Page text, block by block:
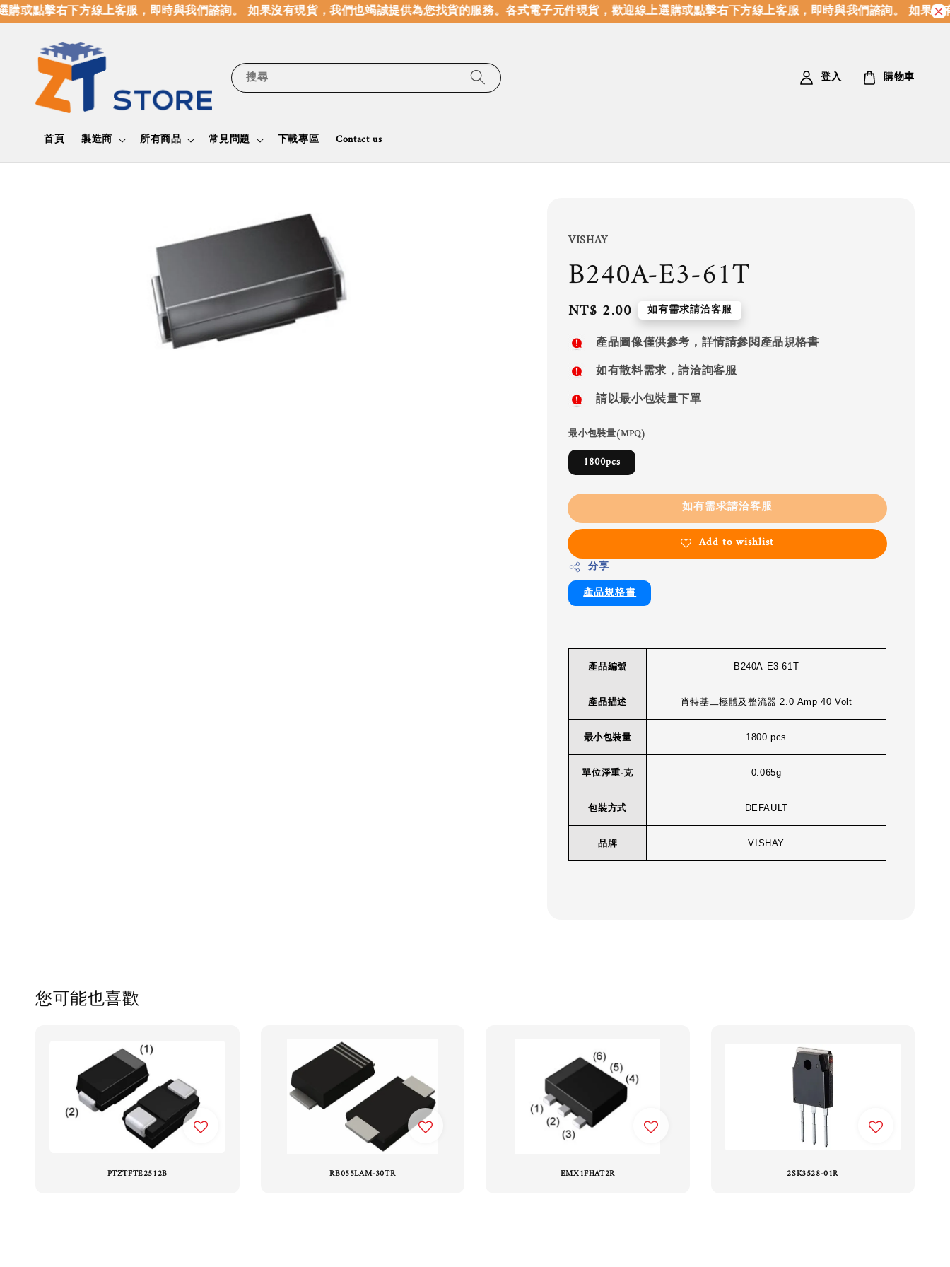
點擊右下方線上客服，即時與我們諮詢。 如果沒有現貨，我們也竭誠提供為您找貨的服務。各式電子元件現貨，歡迎線上選購或點擊右下方線上客服，即時與我們諮詢。 如果沒
搜尋
首頁 製造商 所有商品 常見問題 下載專區 Contact us
登入 購物車
VISHAY
B240A-E3-61T
Regular
price
NT$ 2.00 如有需求請洽客服
產品圖像僅供參考，詳情請參閱產品規格書
如有散料需求，請洽詢客服
請以最小包裝量下單
最小包裝量(MPQ)
1800pcs
如有需求請洽客服
Add to wishlist
分享
產品規格書
產品編號 B240A-E3-61T
產品描述 肖特基二極體及整流器 2.0 Amp 40 Volt
最小包裝量 1800 pcs
單位淨重-克 0.065g
包裝方式 DEFAULT
品牌 VISHAY
您可能也喜歡
PTZTFTE2512B RB055LAM-30TR EMX1FHAT2R 2SK3528-01R